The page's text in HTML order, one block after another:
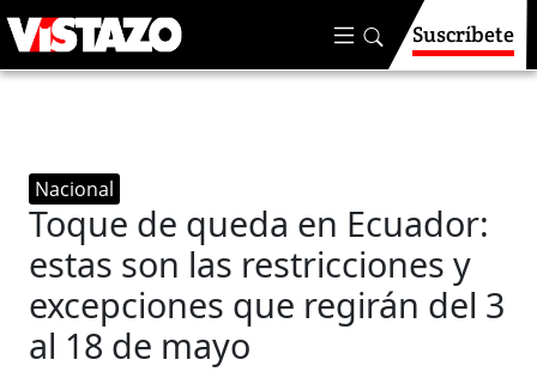
Suscríbete
Nacional
Toque de queda en Ecuador:
estas son las restricciones y
excepciones que regirán del 3
al 18 de mayo